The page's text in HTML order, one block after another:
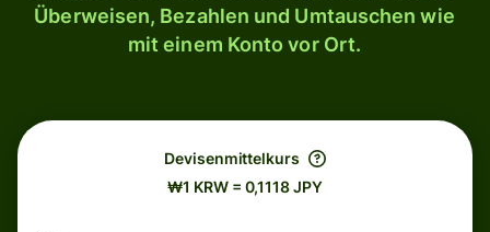
Überweisen, Bezahlen und Umtauschen wie
mit einem Konto vor Ort.
Devisenmittelkurs
₩1 KRW = 0,1118 JPY